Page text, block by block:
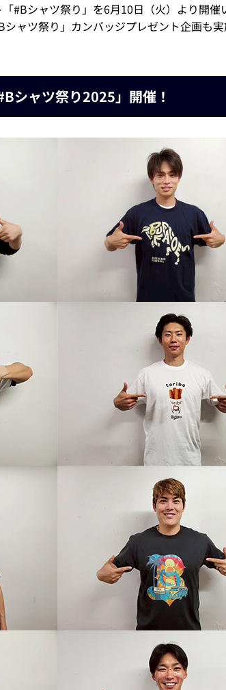
#Bシャツ祭り」を6月10日（火）より開
シャツ祭り」カンバッジプレゼント企画も
シャツ祭り2025」開催！